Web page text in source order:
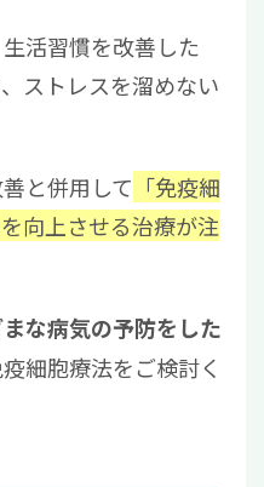
活習慣を改善した
ストレスを溜めない
と併用して 「免疫細
向上させる治療が注
な病気の予防をした
細胞療法をご検討く